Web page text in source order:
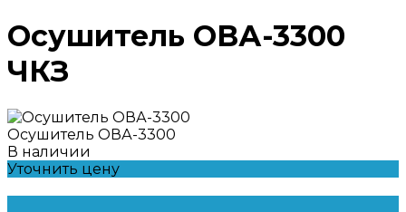
Осушитель ОВА-3300
ЧКЗ
Осушитель ОВА-3300
В наличии
Уточнить цену